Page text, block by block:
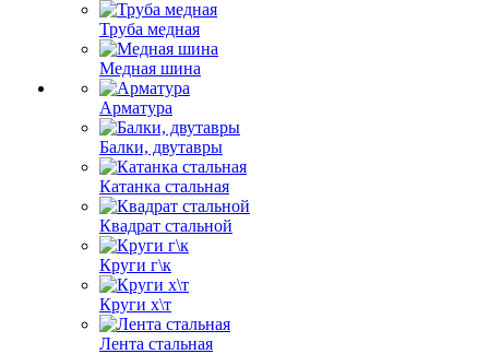
Труба медная
Медная шина
Арматура
Балки, двутавры
Катанка стальная
Квадрат стальной
Круги г\к
Круги х\т
Лента стальная